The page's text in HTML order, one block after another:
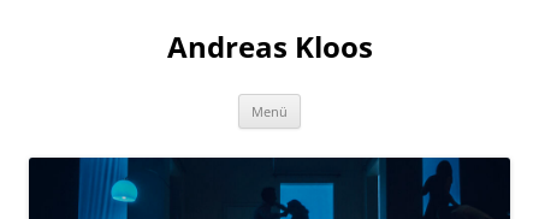
Andreas Kloos
Menü